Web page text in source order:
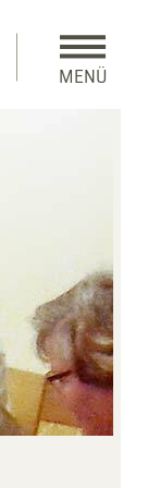
MENÜ